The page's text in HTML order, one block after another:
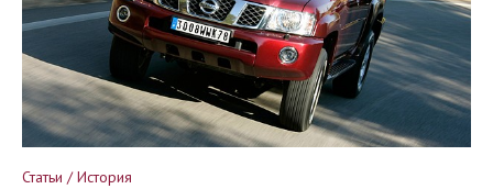
Статьи / История